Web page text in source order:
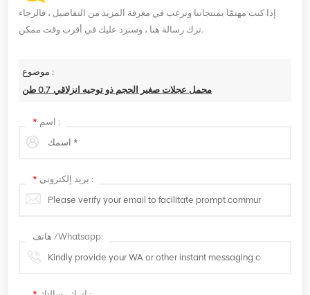
إذا كنت مهتمًا بمنتجاتنا وترغب في معرفة المزيد من التفاصيل ، فالرجاء
ترك رسالة هنا ، وسنرد عليك في أقرب وقت ممكن.
موضوع :
محمل عجلات صغير الحجم ذو توجيه انزلاقي 0.7 طن
* اسم :
* بريد إلكتروني :
هاتف /Whatsapp: